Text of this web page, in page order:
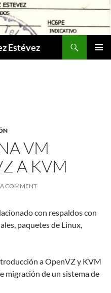
Estévez
VM
A KVM
A COMMENT
con respaldos con
paquetes de Linux,
a OpenVZ y KVM
migración de un sistema de